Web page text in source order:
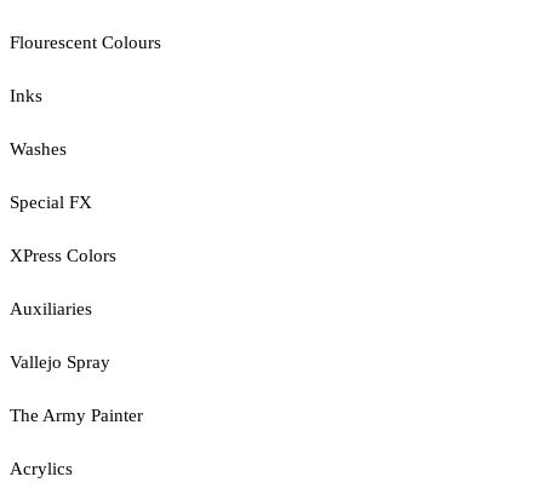
Flourescent Colours
Inks
Washes
Special FX
XPress Colors
Auxiliaries
Vallejo Spray
The Army Painter
Acrylics